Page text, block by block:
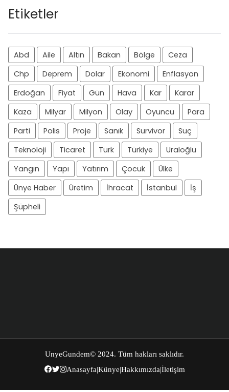
Etiketler
Abd Aile Altın Bakan Bölge
Ceza
Chp
Deprem Dolar Ekonomi
Enflasyon
Erdoğan
Fiyat Gün Hava Kar
Karar
Kaza
Milyar Milyon Olay Oyuncu
Para
Parti
Polis Proje Sanık Survivor
Suç
Teknoloji
Ticaret Türk Türkiye
Uraloğlu
Yangın
Yapı Yatırım Çocuk
Ülke
Ünye Haber
Üretim İhracat İstanbul
İş
Şüpheli
UnyeGundem© 2024. Tüm hakları saklıdır.
Anasayfa|Künye|Hakkımızda|İletişim